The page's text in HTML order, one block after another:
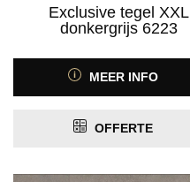
Exclusive tegel XXL
donkergrijs 6223
MEER INFO
OFFERTE